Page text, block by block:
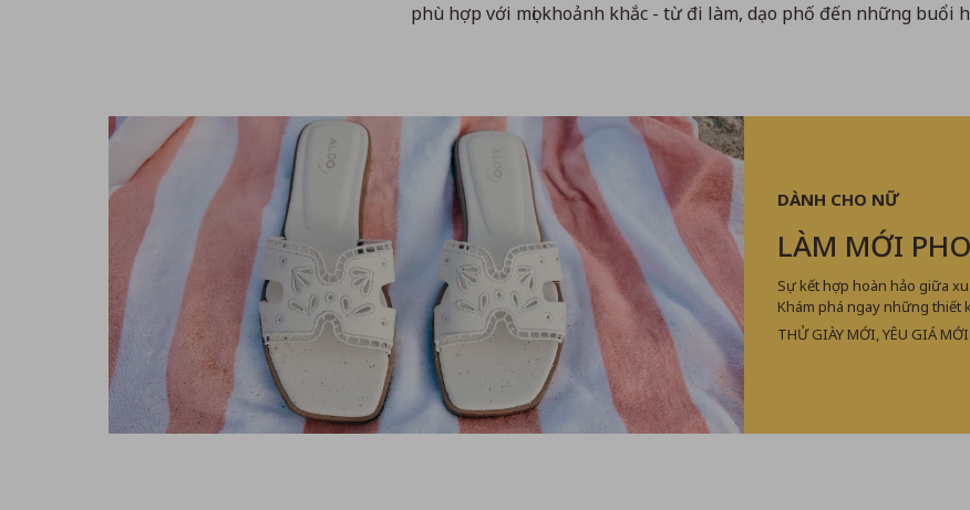
phù hợp với mọi khoảnh khắc - từ đi làm, dạo phố đến những buổi
DÀNH CHO NỮ
LÀM MỚI
Sự kết hợp hoàn hảo giữa
Khám phá ngay những thiết
THỬ GIÀY MỚI, YÊU GIÁ MỚI